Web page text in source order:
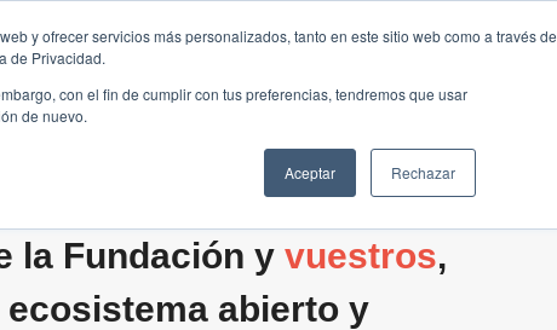
y ofrecer servicios más personalizados, tanto en este sitio web como a través de
de Privacidad.
con el fin de cumplir con tus preferencias, tendremos que usar
de nuevo.
Aceptar Rechazar
la Fundación y vuestros,
abierto y